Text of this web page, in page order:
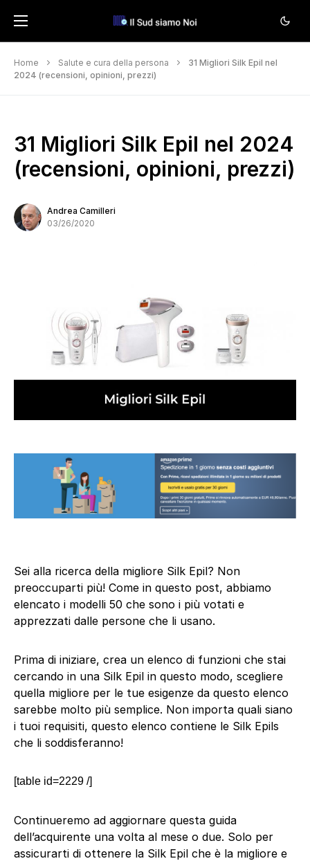
Home Salute e cura della persona
31 Migliori Silk Epil nel
2024 (recensioni, opinioni, prezzi)
31 Migliori Silk Epil nel 2024
(recensioni, opinioni, prezzi)
Andrea Camilleri
03/26/2020
Sei alla ricerca della migliore Silk Epil? Non
preoccuparti più! Come in questo post, abbiamo
elencato i modelli 50 che sono i più votati e
apprezzati dalle persone che li usano.
Prima di iniziare, crea un elenco di funzioni che stai
cercando in una Silk Epil in questo modo, scegliere
quella migliore per le tue esigenze da questo elenco
sarebbe molto più semplice. Non importa quali siano
i tuoi requisiti, questo elenco contiene le Silk Epils
che li soddisferanno!
[table id=2229 /]
Continueremo ad aggiornare questa guida
dell’acquirente una volta al mese o due. Solo per
assicurarti di ottenere la Silk Epil che è la migliore e